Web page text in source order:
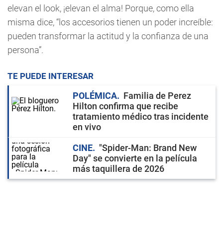
elevan el look, ¡elevan el alma! Porque, como ella
misma dice, “los accesorios tienen un poder increíble:
pueden transformar la actitud y la confianza de una
persona”.
TE PUEDE INTERESAR
POLÉMICA
Familia de Perez
Hilton confirma que recibe
tratamiento médico tras incidente
en vivo
CINE
"Spider-Man: Brand New
Day" se convierte en la película
más taquillera de 2026